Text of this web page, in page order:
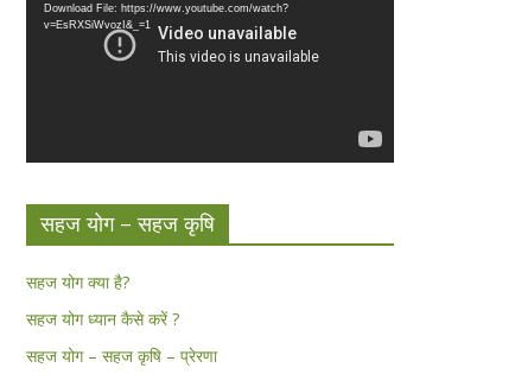
Download File: https://www.youtube.com/watch?
v=EsRXSiWvozI&_=1
सहज योग – सहज कृषि
सहज योग क्या है?
सहज योग ध्यान कैसे करें ?
सहज योग – सहज कृषि – प्रेरणा